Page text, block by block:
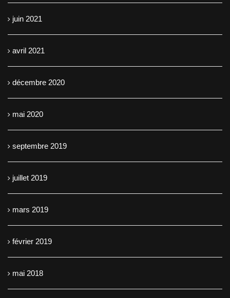
juin 2021
avril 2021
décembre 2020
mai 2020
septembre 2019
juillet 2019
mars 2019
février 2019
mai 2018